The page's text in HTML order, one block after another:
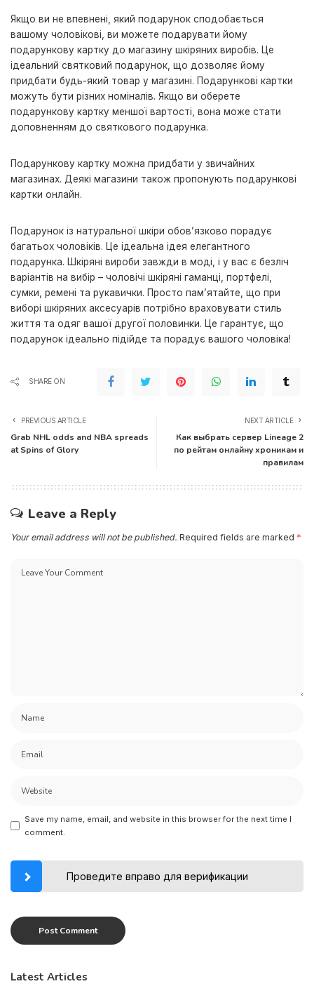
Якщо ви не впевнені, який подарунок сподобається
вашому чоловікові, ви можете подарувати йому
подарункову картку до магазину шкіряних виробів. Це
ідеальний святковий подарунок, що дозволяє йому
придбати будь-який товар у магазині. Подарункові картки
можуть бути різних номіналів. Якщо ви оберете
подарункову картку меншої вартості, вона може стати
доповненням до святкового подарунка.
Подарункову картку можна придбати у звичайних
магазинах. Деякі магазини також пропонують подарункові
картки онлайн.
Подарунок із натуральної шкіри обов’язково порадує
багатьох чоловіків. Це ідеальна ідея елегантного
подарунка. Шкіряні вироби завжди в моді, і у вас є безліч
варіантів на вибір – чоловічі шкіряні гаманці, портфелі,
сумки, ремені та рукавички. Просто пам’ятайте, що при
виборі шкіряних аксесуарів потрібно враховувати стиль
життя та одяг вашої другої половинки. Це гарантує, що
подарунок ідеально підійде та порадує вашого чоловіка!
SHARE ON
PREVIOUS ARTICLE
Grab NHL odds and NBA spreads
at Spins of Glory
NEXT ARTICLE
Как выбрать сервер Lineage 2
по рейтам онлайну хроникам и
правилам
Leave a Reply
Your email address will not be published. Required fields are marked *
Save my name, email, and website in this browser for the next time I
comment.
Проведите вправо для верификации
Latest Articles